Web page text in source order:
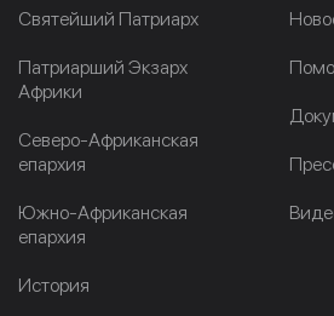
Cвятейший Патриарх
Патриарший Экзарх
Африки
Северо-Африканская
епархия
Южно-Африканская
епархия
История